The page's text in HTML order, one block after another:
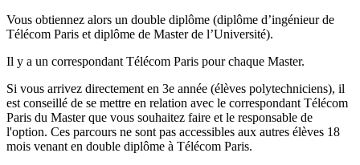
Vous obtiennez alors un double diplôme (diplôme d’ingénieur de
Télécom Paris et diplôme de Master de l’Université).
Il y a un correspondant Télécom Paris pour chaque Master.
Si vous arrivez directement en 3e année (élèves polytechniciens), il
est conseillé de se mettre en relation avec le correspondant Télécom
Paris du Master que vous souhaitez faire et le responsable de
l'option. Ces parcours ne sont pas accessibles aux autres élèves 18
mois venant en double diplôme à Télécom Paris.